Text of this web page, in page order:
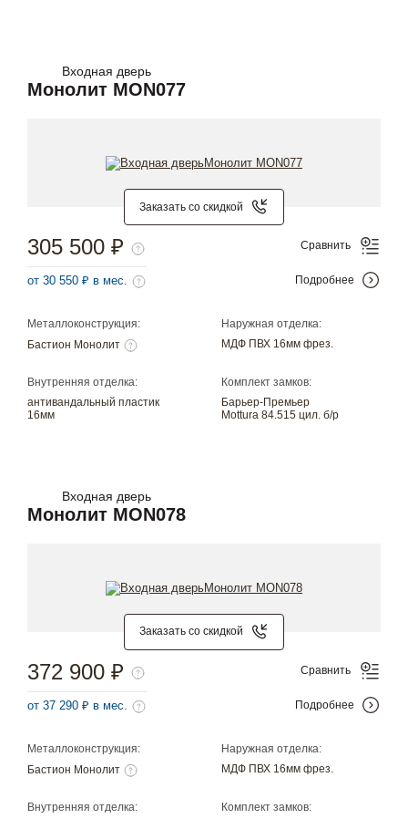
Входная дверь
Монолит MON077
Заказать со скидкой
Металлоконструкция:
Бастион Монолит
Наружная отделка:
МДФ ПВХ 16мм фрез.
Внутренняя отделка:
антивандальный пластик
16мм
Комплект замков:
Барьер-Премьер
Mottura 84.515 цил. б/р
305 500 ₽
от 30 550 ₽ в мес.
Сравнить
Подробнее
Входная дверь
Монолит MON078
Заказать со скидкой
Металлоконструкция:
Бастион Монолит
Наружная отделка:
МДФ ПВХ 16мм фрез.
Внутренняя отделка:
Комплект замков:
372 900 ₽
от 37 290 ₽ в мес.
Сравнить
Подробнее